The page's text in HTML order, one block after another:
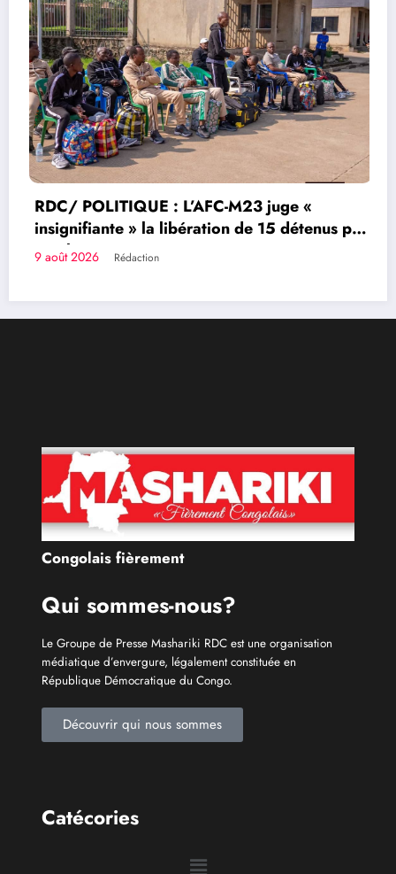
RDC/ POLITIQUE : L’AFC-M23 juge «
insignifiante » la libération de 15 détenus par
Kinshasa
9 août 2026 Rédaction
Congolais fièrement
Qui sommes-nous?
Le Groupe de Presse Mashariki RDC est une organisation
médiatique d’envergure, légalement constituée en
République Démocratique du Congo.
Découvrir qui nous sommes
Catécories